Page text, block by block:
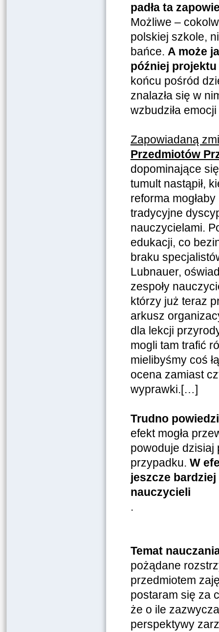
padła ta
Możliwe –
polskiej szkole,
bańce. A może
później
końcu pośród
znalazła się w
wzbudziła
Zapowiadaną
Przedmiotów
dopominające
tumult nastąpił,
reforma
tradycyjne
nauczycielami.
edukacji, co
braku
Lubnauer,
zespoły
którzy już teraz
arkusz
dla lekcji
mogli tam trafić
mielibyśmy coś
ocena zamiast
wyprawki.[…]
Trudno
efekt mogła
powoduje dzisiaj
przypadku. W
jeszcze
nauczycieli
.
Temat
pożądane
przedmiotem
postaram się za
że o ile
perspektywy